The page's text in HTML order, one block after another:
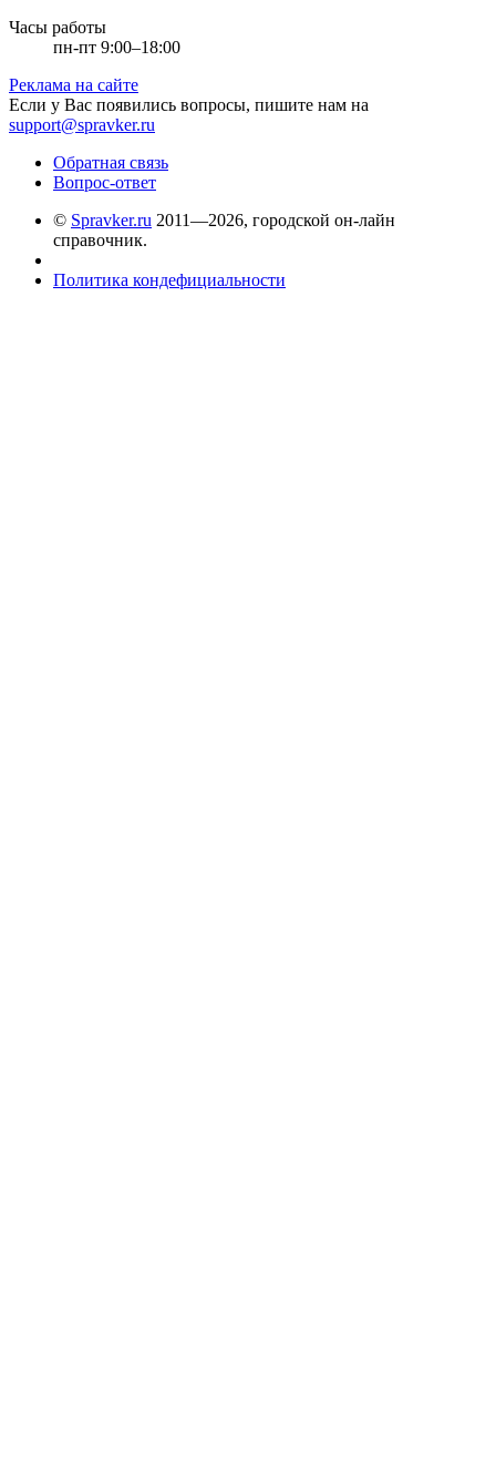
Часы работы
пн-пт 9:00–18:00
Реклама на сайте
Если у Вас появились вопросы, пишите нам на
support@spravker.ru
Обратная связь
Вопрос-ответ
© Spravker.ru 2011—2026, городской он-лайн
справочник.
Политика кондефициальности